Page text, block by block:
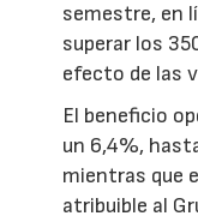
semestre, en
superar los
efecto de las
El beneficio
un 6,4%,
mientras que
atribuible al